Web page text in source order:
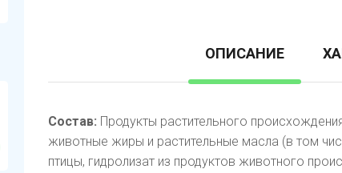
ОПИСАНИЕ
Состав: Продукты растительного
животные жиры и растительные масла (в том
птицы, гидролизат из продуктов животного